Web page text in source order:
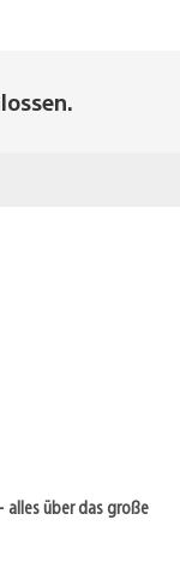
alles über das große